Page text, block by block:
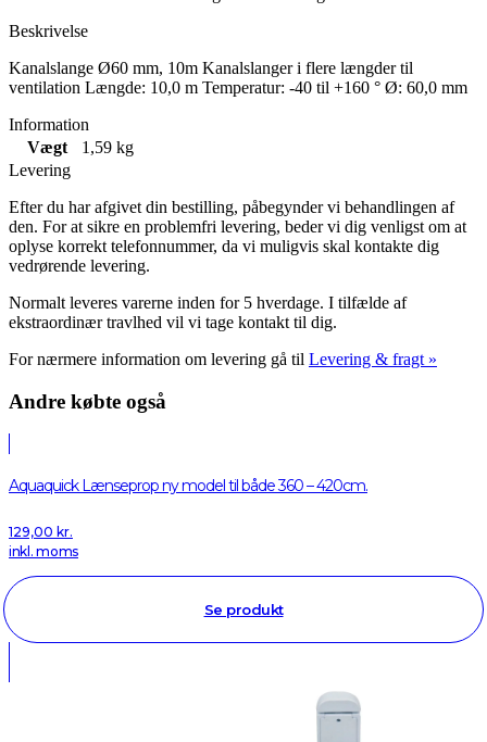
Beskrivelse
Kanalslange Ø60 mm, 10m Kanalslanger i flere længder til
ventilation Længde: 10,0 m Temperatur: -40 til +160 ° Ø: 60,0 mm
Information
Vægt
1,59 kg
Levering
Efter du har afgivet din bestilling, påbegynder vi behandlingen af
den. For at sikre en problemfri levering, beder vi dig venligst om at
oplyse korrekt telefonnummer, da vi muligvis skal kontakte dig
vedrørende levering.
Normalt leveres varerne inden for 5 hverdage. I tilfælde af
ekstraordinær travlhed vil vi tage kontakt til dig.
For nærmere information om levering gå til Levering & fragt »
Andre købte også
Aquaquick Lænseprop ny model til både 360 – 420cm.
129,00 kr.
inkl. moms
Se produkt